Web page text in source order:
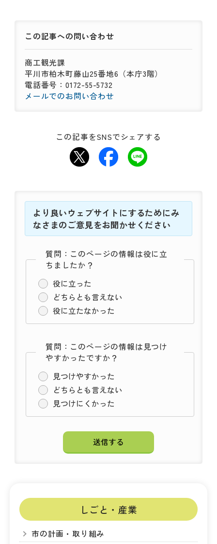
この記事への問い合わせ
商工観光課
平川市柏木町藤山25番地6（本庁3階）
電話番号：0172-55-5732
メールでのお問い合わせ
この記事をSNSでシェアする
より良いウェブサイトにするためにみ
なさまのご意見をお聞かせください
質問：このページの情報は役に立
ちましたか？
役に立った
どちらとも言えない
役に立たなかった
質問：このページの情報は見つけ
やすかったですか？
見つけやすかった
どちらとも言えない
見つけにくかった
しごと・産業
市の計画・取り組み